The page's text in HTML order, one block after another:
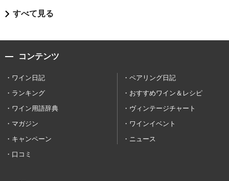
すべて見る
コンテンツ
ワイン日記
ペアリング日記
ランキング
おすすめワイン＆レシピ
ワイン用語辞典
ヴィンテージチャート
マガジン
ワインイベント
キャンペーン
ニュース
口コミ